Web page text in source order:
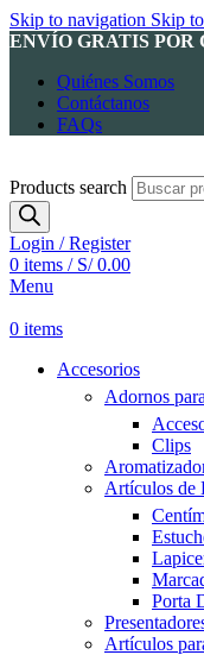
Skip to navigation Skip
ENVÍO GRATIS POR
Quiénes Somos
Contáctanos
FAQs
Products search
Login / Register
0 items / S/0.00
Menu
0 items
Accesorios
Adornos
Clips
Artículos de
Porta
Artículos